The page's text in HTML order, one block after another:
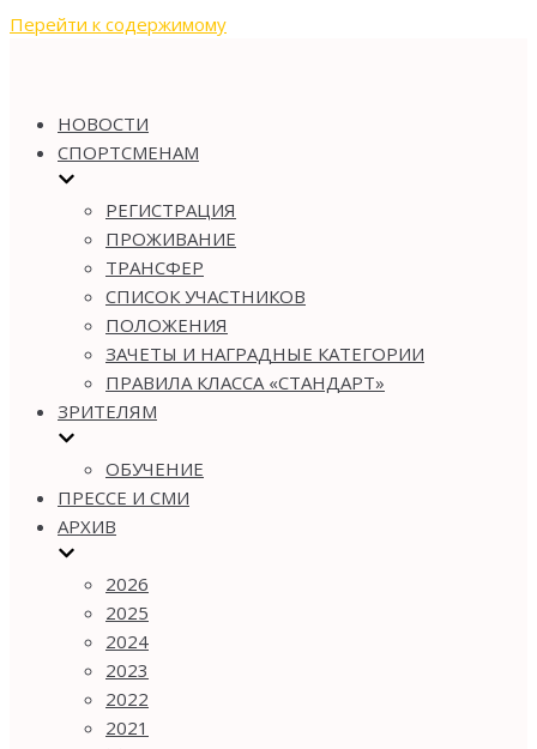
Перейти к содержимому
НОВОСТИ
СПОРТСМЕНАМ
РЕГИСТРАЦИЯ
ПРОЖИВАНИЕ
ТРАНСФЕР
СПИСОК УЧАСТНИКОВ
ПОЛОЖЕНИЯ
ЗАЧЕТЫ И НАГРАДНЫЕ КАТЕГОРИИ
ПРАВИЛА КЛАССА «СТАНДАРТ»
ЗРИТЕЛЯМ
ОБУЧЕНИЕ
ПРЕССЕ И СМИ
АРХИВ
2026
2025
2024
2023
2022
2021